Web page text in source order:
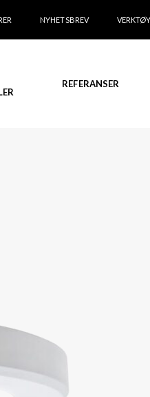
NYHETSBREV VERKTØY
REFERANSER